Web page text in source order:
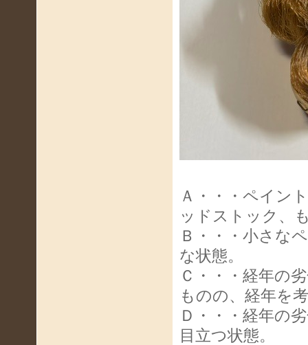
Ａ・・・ペイン
ッドストック、
Ｂ・・・小さな
な状態。
Ｃ・・・経年の
ものの、経年を
Ｄ・・・経年の
目立つ状態。